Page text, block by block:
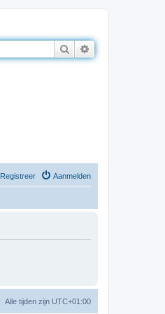
Zoek
Aanmelden
Registreer
Alle tijden zijn UTC+01:00